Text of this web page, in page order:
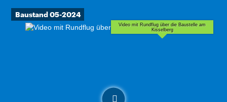
Baustand 05-2024
Video mit Rundflug über die Baustelle am
Kisselberg